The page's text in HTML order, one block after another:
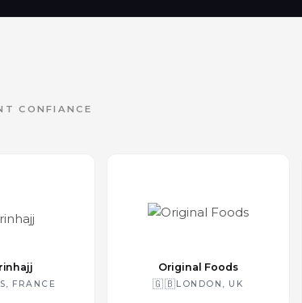
CONFIANCE
FRANCE
Original Foods
🇬🇧LONDON, UK